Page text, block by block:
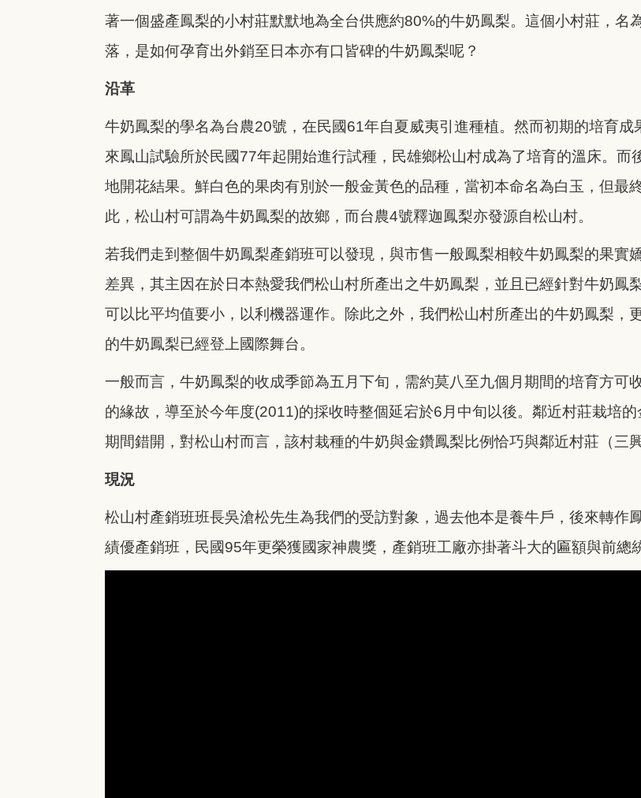
著一個盛產鳳梨的小村莊默默地為全台供應約80%的牛奶鳳梨。這個小村莊，名
落，是如何孕育出外銷至日本亦有口皆碑的牛奶鳳梨呢？
沿革
牛奶鳳梨的學名為台農20號，在民國61年自夏威夷引進種植。然而初期的培育
來鳳山試驗所於民國77年起開始進行試種，民雄鄉松山村成為了培育的溫床。
地開花結果。鮮白色的果肉有別於一般金黃色的品種，當初本命名為白玉，但最
此，松山村可謂為牛奶鳳梨的故鄉，而台農4號釋迦鳳梨亦發源自松山村。
若我們走到整個牛奶鳳梨產銷班可以發現，與市售一般鳳梨相較牛奶鳳梨的果實
差異，其主因在於日本熱愛我們松山村所產出之牛奶鳳梨，並且已經針對牛奶鳳
可以比平均值要小，以利機器運作。除此之外，我們松山村所產出的牛奶鳳梨，
的牛奶鳳梨已經登上國際舞台。
一般而言，牛奶鳳梨的收成季節為五月下旬，需約莫八至九個月期間的培育方可
的緣故，導至於今年度(2011)的採收時整個延宕於6月中旬以後。鄰近村莊栽培
期間錯開，對松山村而言，該村栽種的牛奶與金鑽鳳梨比例恰巧與鄰近村莊（三
現況
松山村產銷班班長吳滄松先生為我們的受訪對象，過去他本是養牛戶，後來轉作
績優產銷班，民國95年更榮獲國家神農獎，產銷班工廠亦掛著斗大的匾額與前總